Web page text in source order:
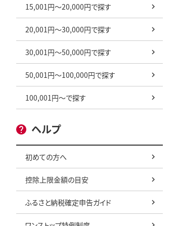
15,001円～20,000円で探す
20,001円～30,000円で探す
30,001円～50,000円で探す
50,001円～100,000円で探す
100,001円～で探す
ヘルプ
初めての方へ
控除上限金額の目安
ふるさと納税確定申告ガイド